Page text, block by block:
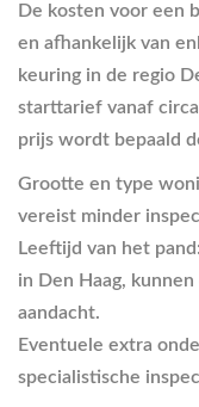
De kosten voor een
en afhankelijk van
keuring in de regio
starttarief vanaf
prijs wordt bepaald
Grootte en type
vereist minder
Leeftijd van het pand:
in Den Haag,
aandacht.
Eventuele extra
specialistische